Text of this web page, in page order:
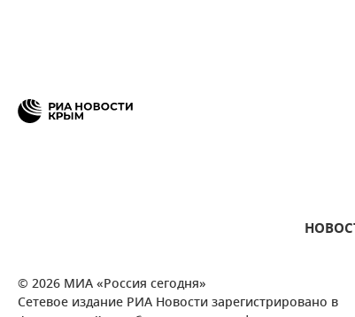
© 2026 МИА «Россия сегодня»
Сетевое издание РИА Новости зарегистрировано в